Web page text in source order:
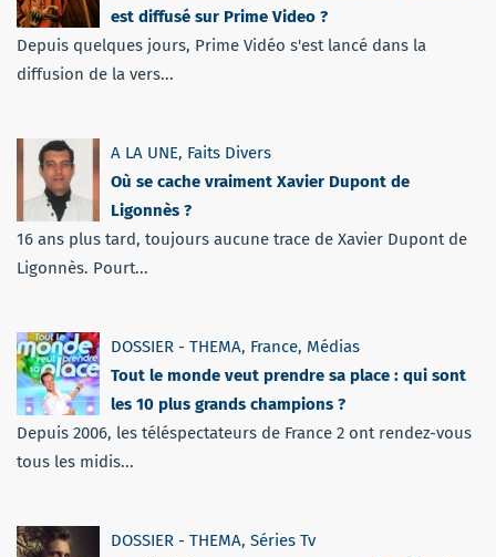
est diffusé sur Prime Video ?
Depuis quelques jours, Prime Vidéo s'est lancé dans la
diffusion de la vers...
A LA UNE, Faits Divers
Où se cache vraiment Xavier Dupont de
Ligonnès ?
16 ans plus tard, toujours aucune trace de Xavier Dupont de
Ligonnès. Pourt...
DOSSIER - THEMA, France, Médias
Tout le monde veut prendre sa place : qui sont
les 10 plus grands champions ?
Depuis 2006, les téléspectateurs de France 2 ont rendez-vous
tous les midis...
DOSSIER - THEMA, Séries Tv